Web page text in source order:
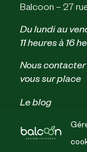
Balcoon – 27
Du lundi au
11 heures à 16
Nous contacter
vous sur place
Le blog
Politique de
Conditions